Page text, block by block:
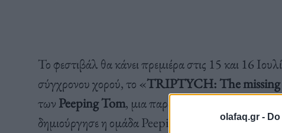
olafaq.gr -
Το φεστιβάλ θα κάνει πρεμιέρα στις 15 και 16
σύγχρονου χορού, το «TRIPTYCH: The missing
τωνPeeping Tom, μια παράσταση που είναι το
δημιούργησε η ομάδα Peeping Tom για το